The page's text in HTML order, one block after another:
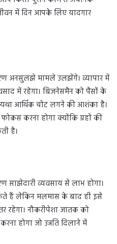
में दिन आपके लिए यादगार
अनसुलझे मामले उलझेंगे। व्यापार में
में रहेगा। बिजनेसमैन को पैसों के
आर्थिक चोट लगने की आशंका है।
करना होगा क्योंकि ग्रहों की
है।
साझेदारी व्यवसाय से लाभ होगा।
हैं लेकिन मलमास के बाद ही इसे
रहेगा। नौकरीपेशा जातक को
होगा जो उन्नति दिलाने में